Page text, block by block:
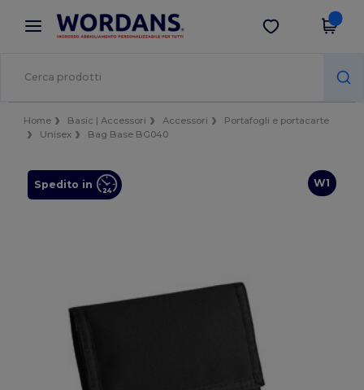
× App Wordans
Prezzi migliori sull'app!
Scarica app
Home Basic | Accessori Accessori
Portafogli e portacarte
Unisex
Bag Base BG040
W1
Spedito in